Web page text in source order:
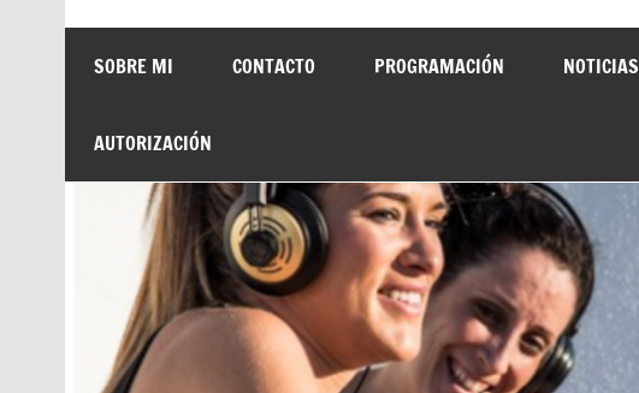
SOBRE MI CONTACTO PROGRAMACIÓN NOTICIAS
AUTORIZACIÓN